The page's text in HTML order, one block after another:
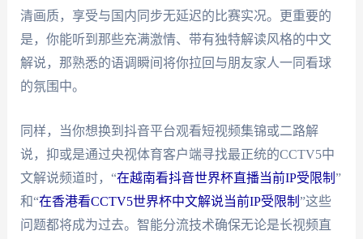
清画质，享受与国内同步无延迟的比赛实况。更重要的
是，你能听到那些充满激情、带有独特解读风格的中文
解说，那熟悉的语调瞬间将你拉回与朋友家人一同看球
的氛围中。
同样，当你想换到抖音平台观看短视频集锦或二路解
说，抑或是通过央视体育客户端寻找最正统的CCTV5中
文解说频道时，“在越南看抖音世界杯直播当前IP受限制 ”
和“在香港看CCTV5世界杯中文解说当前IP受限制 ”这些
问题都将成为过去。智能分流技术确保无论是长视频直